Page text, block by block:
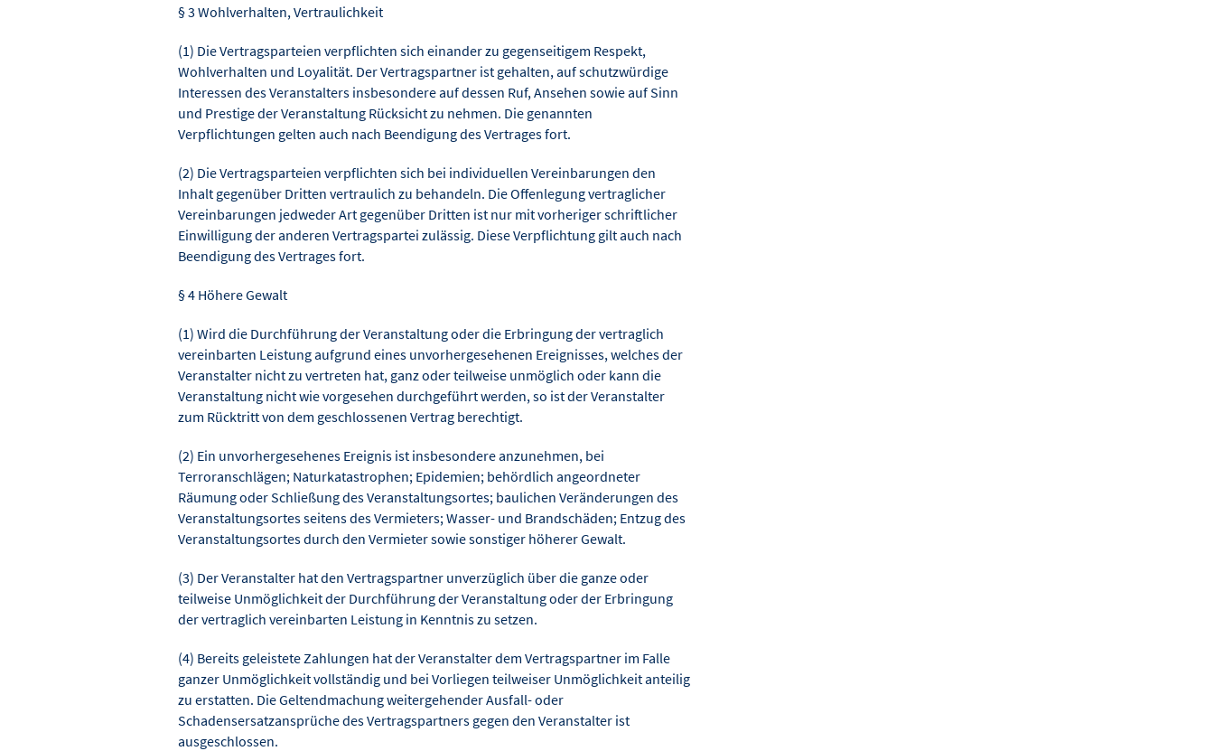
§ 3 Wohlverhalten, Vertraulichkeit
(1) Die Vertragsparteien verpflichten sich einander zu gegenseitigem Respekt,
Wohlverhalten und Loyalität. Der Vertragspartner ist gehalten, auf schutzwürdige
Interessen des Veranstalters insbesondere auf dessen Ruf, Ansehen sowie auf Sinn
und Prestige der Veranstaltung Rücksicht zu nehmen. Die genannten
Verpflichtungen gelten auch nach Beendigung des Vertrages fort.
(2) Die Vertragsparteien verpflichten sich bei individuellen Vereinbarungen den
Inhalt gegenüber Dritten vertraulich zu behandeln. Die Offenlegung vertraglicher
Vereinbarungen jedweder Art gegenüber Dritten ist nur mit vorheriger schriftlicher
Einwilligung der anderen Vertragspartei zulässig. Diese Verpflichtung gilt auch nach
Beendigung des Vertrages fort.
§ 4 Höhere Gewalt
(1) Wird die Durchführung der Veranstaltung oder die Erbringung der vertraglich
vereinbarten Leistung aufgrund eines unvorhergesehenen Ereignisses, welches der
Veranstalter nicht zu vertreten hat, ganz oder teilweise unmöglich oder kann die
Veranstaltung nicht wie vorgesehen durchgeführt werden, so ist der Veranstalter
zum Rücktritt von dem geschlossenen Vertrag berechtigt.
(2) Ein unvorhergesehenes Ereignis ist insbesondere anzunehmen, bei
Terroranschlägen; Naturkatastrophen; Epidemien; behördlich angeordneter
Räumung oder Schließung des Veranstaltungsortes; baulichen Veränderungen des
Veranstaltungsortes seitens des Vermieters; Wasser- und Brandschäden; Entzug des
Veranstaltungsortes durch den Vermieter sowie sonstiger höherer Gewalt.
(3) Der Veranstalter hat den Vertragspartner unverzüglich über die ganze oder
teilweise Unmöglichkeit der Durchführung der Veranstaltung oder der Erbringung
der vertraglich vereinbarten Leistung in Kenntnis zu setzen.
(4) Bereits geleistete Zahlungen hat der Veranstalter dem Vertragspartner im Falle
ganzer Unmöglichkeit vollständig und bei Vorliegen teilweiser Unmöglichkeit anteilig
zu erstatten. Die Geltendmachung weitergehender Ausfall- oder
Schadensersatzansprüche des Vertragspartners gegen den Veranstalter ist
ausgeschlossen.